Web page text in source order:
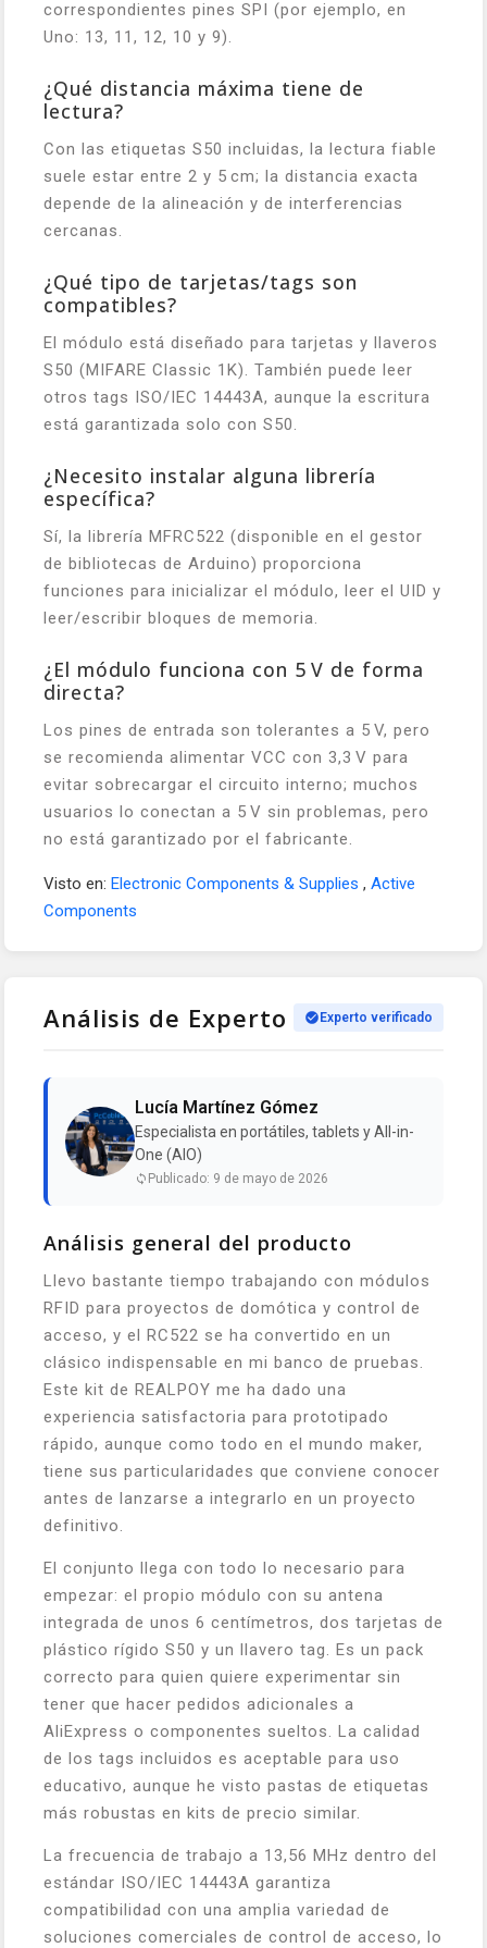
correspondientes pines SPI (por ejemplo, en
Uno: 13, 11, 12, 10 y 9).
¿Qué distancia máxima tiene de
lectura?
Con las etiquetas S50 incluidas, la lectura fiable
suele estar entre 2 y 5 cm; la distancia exacta
depende de la alineación y de interferencias
cercanas.
¿Qué tipo de tarjetas/tags son
compatibles?
El módulo está diseñado para tarjetas y llaveros
S50 (MIFARE Classic 1K). También puede leer
otros tags ISO/IEC 14443A, aunque la escritura
está garantizada solo con S50.
¿Necesito instalar alguna librería
específica?
Sí, la librería MFRC522 (disponible en el gestor
de bibliotecas de Arduino) proporciona
funciones para inicializar el módulo, leer el UID y
leer/escribir bloques de memoria.
¿El módulo funciona con 5 V de forma
directa?
Los pines de entrada son tolerantes a 5 V, pero
se recomienda alimentar VCC con 3,3 V para
evitar sobrecargar el circuito interno; muchos
usuarios lo conectan a 5 V sin problemas, pero
no está garantizado por el fabricante.
Visto en: Electronic Components & Supplies , Active
Components
Análisis de Experto Experto verificado
Lucía Martínez Gómez
Especialista en portátiles, tablets y All-in-
One (AIO)
Publicado: 9 de mayo de 2026
Análisis general del producto
Llevo bastante tiempo trabajando con módulos
RFID para proyectos de domótica y control de
acceso, y el RC522 se ha convertido en un
clásico indispensable en mi banco de pruebas.
Este kit de REALPOY me ha dado una
experiencia satisfactoria para prototipado
rápido, aunque como todo en el mundo maker,
tiene sus particularidades que conviene conocer
antes de lanzarse a integrarlo en un proyecto
definitivo.
El conjunto llega con todo lo necesario para
empezar: el propio módulo con su antena
integrada de unos 6 centímetros, dos tarjetas de
plástico rígido S50 y un llavero tag. Es un pack
correcto para quien quiere experimentar sin
tener que hacer pedidos adicionales a
AliExpress o componentes sueltos. La calidad
de los tags incluidos es aceptable para uso
educativo, aunque he visto pastas de etiquetas
más robustas en kits de precio similar.
La frecuencia de trabajo a 13,56 MHz dentro del
estándar ISO/IEC 14443A garantiza
compatibilidad con una amplia variedad de
soluciones comerciales de control de acceso, lo